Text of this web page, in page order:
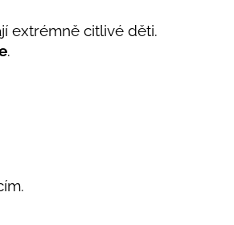
extrémně citlivé děti.
.